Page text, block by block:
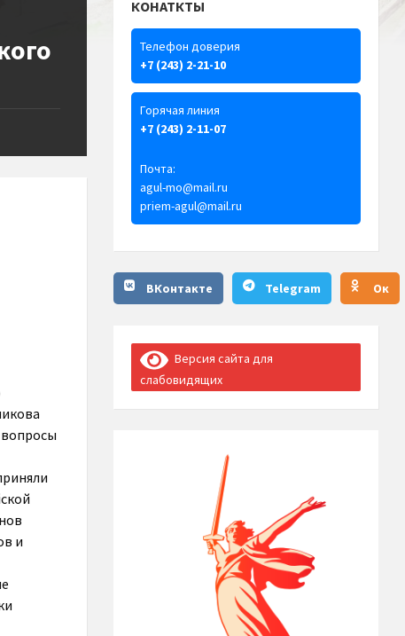
и
КОНАТКТЫ
Телефон доверия
+7 (243) 2-21-10
Горячая линия
+7 (243) 2-11-07
Почта:
agul-mo@mail.ru
priem-agul@mail.ru
ВКонтакте Telegram Ок
Версия сайта для
слабовидящих